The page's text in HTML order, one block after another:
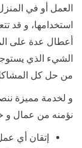
العمل أو في
استخدامها، و قد
أعطال عدة على
الشيء الذي
من حل كل المشاكل
و لخدمة مميزة
نؤمنه من عمال و
إتقان أي